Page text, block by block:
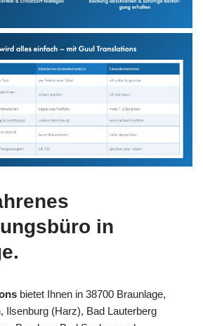
in
bietet Ihnen in 38700 Braunlage,
Ilsenburg (Harz), Bad Lauterberg